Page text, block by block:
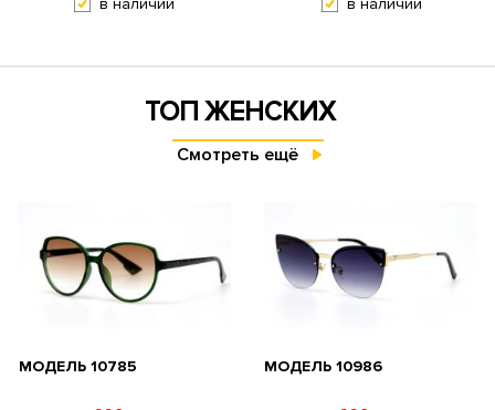
ТОП ЖЕНСКИХ
Смотреть ещё
МОДЕЛЬ 10785 МОДЕЛЬ 10986